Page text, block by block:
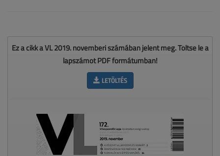
Ez a cikk a VL 2019. novemberi számában jelent meg. Töltse le a
lapszámot PDF formátumban!
LETÖLTÉS